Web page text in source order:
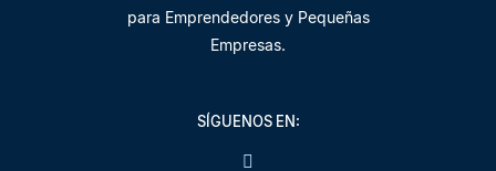
para Emprendedores y Pequeñas
Empresas.
SÍGUENOS EN: